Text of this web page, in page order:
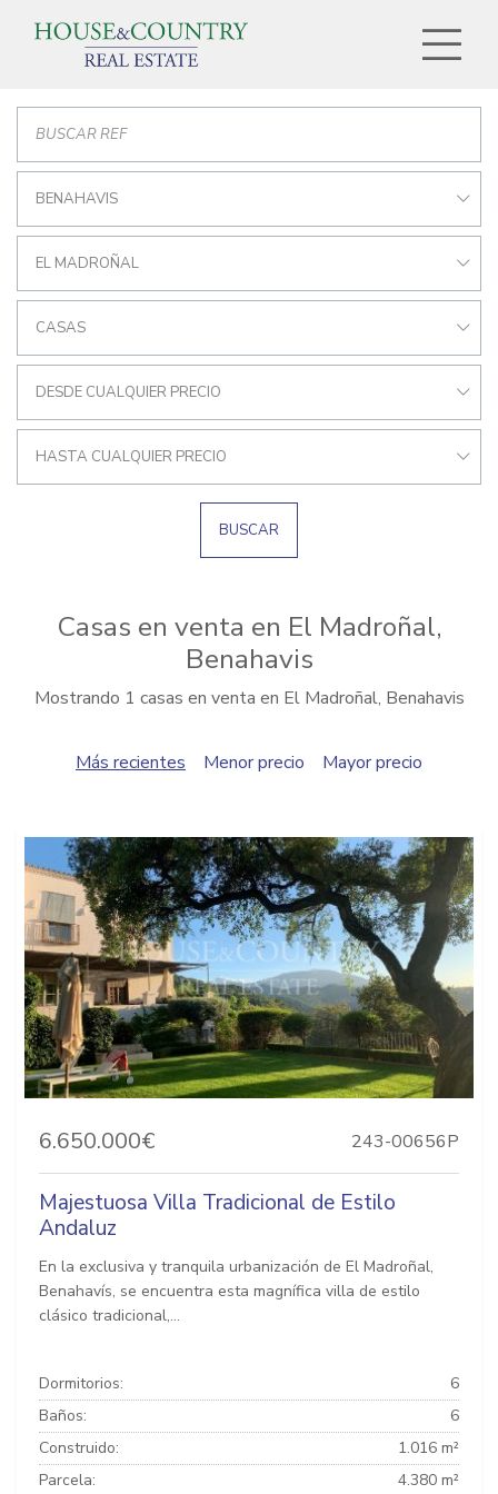
BENAHAVIS
EL MADROÑAL
CASAS
DESDE CUALQUIER PRECIO
HASTA CUALQUIER PRECIO
BUSCAR
Casas en venta en El Madroñal,
Benahavis
Mostrando 1 casas en venta en El Madroñal, Benahavis
Más recientes Menor precio Mayor precio
6.650.000€ 243-00656P
Majestuosa Villa Tradicional de Estilo
Andaluz
En la exclusiva y tranquila urbanización de El Madroñal,
Benahavís, se encuentra esta magnífica villa de estilo
clásico tradicional,...
Dormitorios:
6
Baños:
6
Construido:
1.016 m²
Parcela:
4.380 m²